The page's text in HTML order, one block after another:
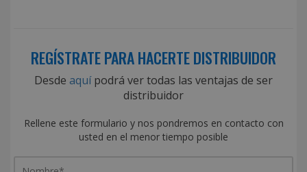
REGÍSTRATE PARA HACERTE DISTRIBUIDOR
Desde aquípodrá ver todas las ventajas de ser
distribuidor
Rellene este formulario y nos pondremos en contacto con
usted en el menor tiempo posible